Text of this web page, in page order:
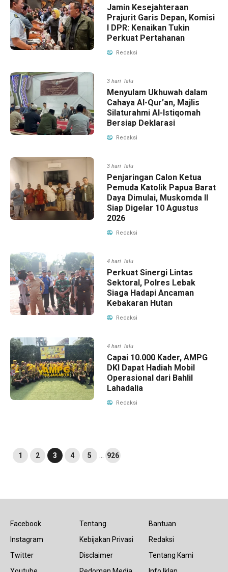
Jamin Kesejahteraan
Prajurit Garis Depan, Komisi
I DPR: Kenaikan Tukin
Perkuat Pertahanan
Redaksi
3 hari lalu
Menyulam Ukhuwah dalam
Cahaya Al-Qur’an, Majlis
Silaturahmi Al-Istiqomah
Bersiap Deklarasi
Redaksi
3 hari lalu
Penjaringan Calon Ketua
Pemuda Katolik Papua Barat
Daya Dimulai, Muskomda II
Siap Digelar 10 Agustus
2026
Redaksi
4 hari lalu
Perkuat Sinergi Lintas
Sektoral, Polres Lebak
Siaga Hadapi Ancaman
Kebakaran Hutan
Redaksi
4 hari lalu
Capai 10.000 Kader, AMPG
DKI Dapat Hadiah Mobil
Operasional dari Bahlil
Lahadalia
Redaksi
1 2 3 4 5 926
Facebook
Instagram
Twitter
Tentang
Kebijakan Privasi
Disclaimer
Bantuan
Redaksi
Tentang Kami